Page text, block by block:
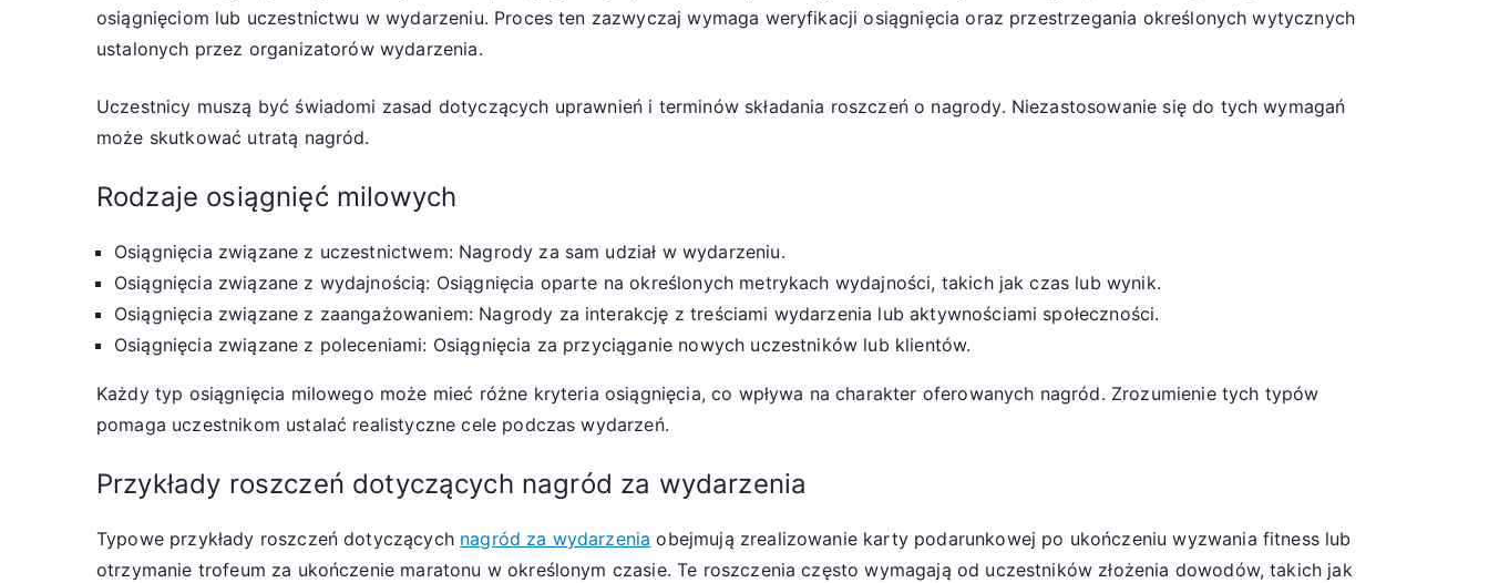
osiągnięciom lub uczestnictwu w wydarzeniu. Proces ten zazwyczaj wymaga weryfikacji osiągnięcia oraz przestrzegania określonych wytycznych
ustalonych przez organizatorów wydarzenia.
Uczestnicy muszą być świadomi zasad dotyczących uprawnień i terminów składania roszczeń o nagrody. Niezastosowanie się do tych wymagań
może skutkować utratą nagród.
Rodzaje osiągnięć milowych
Osiągnięcia związane z uczestnictwem: Nagrody za sam udział w wydarzeniu.
Osiągnięcia związane z wydajnością: Osiągnięcia oparte na określonych metrykach wydajności, takich jak czas lub wynik.
Osiągnięcia związane z zaangażowaniem: Nagrody za interakcję z treściami wydarzenia lub aktywnościami społeczności.
Osiągnięcia związane z poleceniami: Osiągnięcia za przyciąganie nowych uczestników lub klientów.
Każdy typ osiągnięcia milowego może mieć różne kryteria osiągnięcia, co wpływa na charakter oferowanych nagród. Zrozumienie tych typów
pomaga uczestnikom ustalać realistyczne cele podczas wydarzeń.
Przykłady roszczeń dotyczących nagród za wydarzenia
Typowe przykłady roszczeń dotyczących nagród za wydarzenia obejmują zrealizowanie karty podarunkowej po ukończeniu wyzwania fitness lub
otrzymanie trofeum za ukończenie maratonu w określonym czasie. Te roszczenia często wymagają od uczestników złożenia dowodów, takich jak